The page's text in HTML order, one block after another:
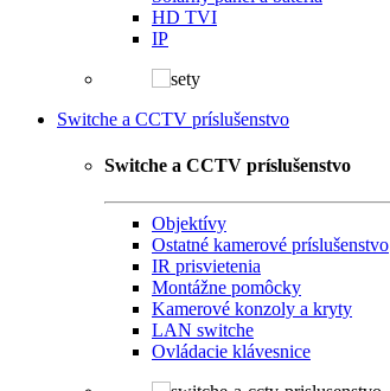
HD TVI
IP
Switche a CCTV príslušenstvo
Switche a CCTV príslušenstvo
Objektívy
Ostatné kamerové príslušenstvo
IR prisvietenia
Montážne pomôcky
Kamerové konzoly a kryty
LAN switche
Ovládacie klávesnice